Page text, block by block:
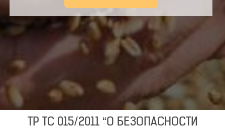
ТР ТС 015/2011 “О БЕЗОПАСНОСТИ